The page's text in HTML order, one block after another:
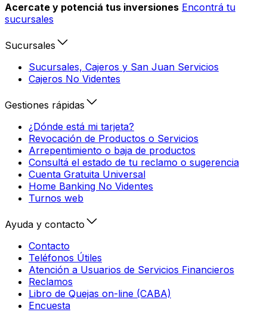
Acercate y potenciá tus inversiones Encontrá tu
sucursales
Sucursales
Sucursales, Cajeros y San Juan Servicios
Cajeros No Videntes
Gestiones rápidas
¿Dónde está mi tarjeta?
Revocación de Productos o Servicios
Arrepentimiento o baja de productos
Consultá el estado de tu reclamo o sugerencia
Cuenta Gratuita Universal
Home Banking No Videntes
Turnos web
Ayuda y contacto
Contacto
Teléfonos Útiles
Atención a Usuarios de Servicios Financieros
Reclamos
Libro de Quejas on-line (CABA)
Encuesta